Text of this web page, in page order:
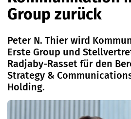
Group zurück
Peter N. Thier wird
Erste Group und
Radjaby-Rasset für den
Strategy &
Holding.